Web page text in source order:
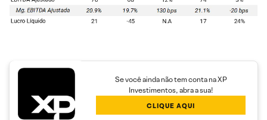
Se você ainda não tem conta na XP
Investimentos, abra a sua!
CLIQUE AQUI